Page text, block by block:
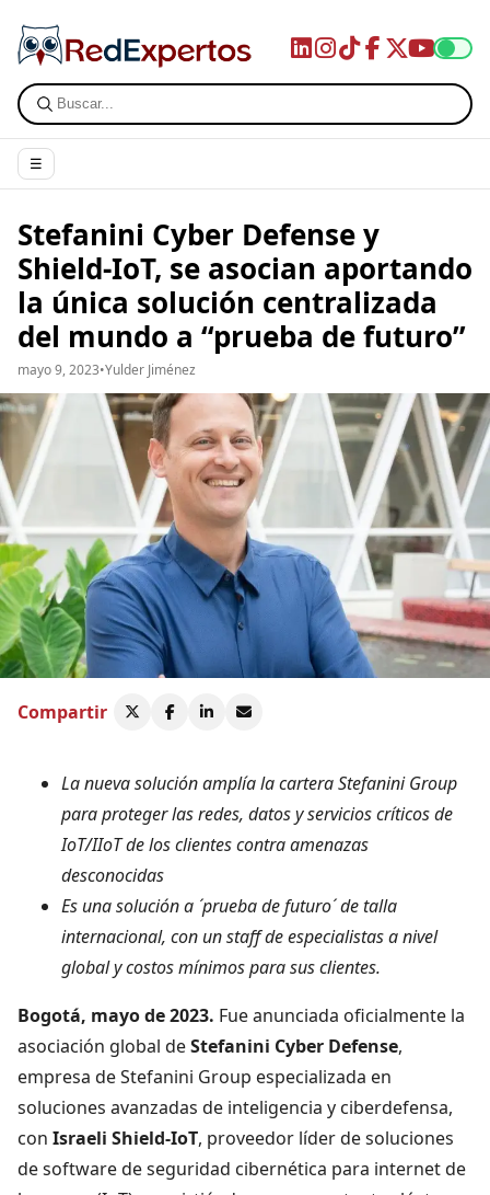
☰
Stefanini Cyber Defense y
Shield-IoT, se asocian aportando
la única solución centralizada
del mundo a “prueba de futuro”
mayo 9, 2023•Yulder Jiménez
Compartir
La nueva solución amplía la cartera Stefanini Group
para proteger las redes, datos y servicios críticos de
IoT/IIoT de los clientes contra amenazas
desconocidas
Es una solución a ´prueba de futuro´ de talla
internacional, con un staff de especialistas a nivel
global y costos mínimos para sus clientes.
Bogotá, mayo de 2023. Fue anunciada oficialmente la
asociación global deStefanini Cyber Defense,
empresa de Stefanini Group especializada en
soluciones avanzadas de inteligencia y ciberdefensa,
con Israeli Shield-IoT, proveedor líder de soluciones
de software de seguridad cibernética para internet de